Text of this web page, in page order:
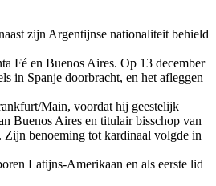
zijn Argentijnse nationaliteit behield
Fé en Buenos Aires. Op 13 december
in Spanje doorbracht, en het afleggen
Main, voordat hij geestelijk
Buenos Aires en titulair bisschop van
Zijn benoeming tot kardinaal volgde in
Latijns-Amerikaan en als eerste lid